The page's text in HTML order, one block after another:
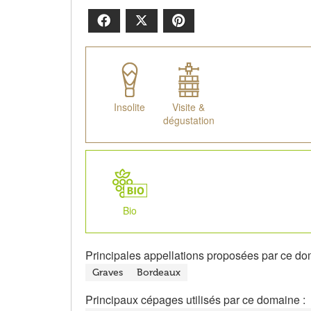
Facebook
Insolite
Visite &
dégustation
Bio
Principales appellations proposées par ce
Graves Bordeaux
Principaux cépages utilisés par ce domaine :